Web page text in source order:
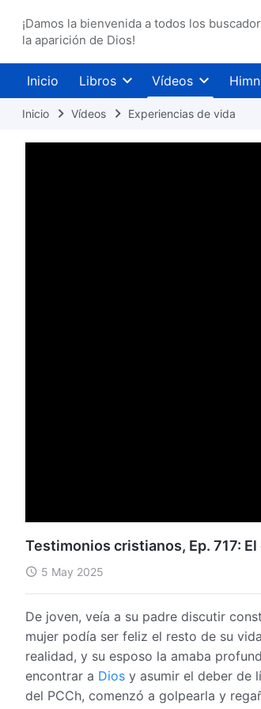
¡Damos la bienvenida a todos los
la aparición de Dios!
Inicio Libros Vídeos
Inicio Vídeos Experiencias de vida
Testimonios cristianos, Ep. 717:
5 May 2025
De joven, veía a su padre discutir
mujer podía ser feliz el resto de su
realidad, y su esposo la amaba
encontrar a Dios y asumir el deber de
del PCCh, comenzó a golpearla y